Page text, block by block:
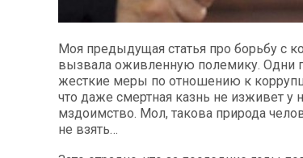
Моя предыдущая статья про борьбу с
вызвала оживленную полемику. Одни
жесткие меры по отношению к
что даже смертная казнь не изживет у
мздоимство. Мол, такова природа
не взять…